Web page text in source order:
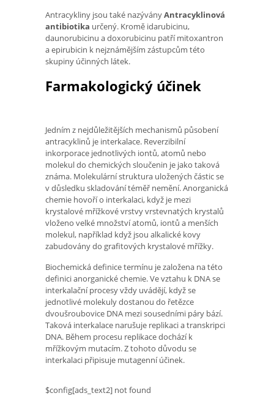
Antracykliny jsou také nazýványAntracyklinová
antibiotika určený. Kromě idarubicinu,
daunorubicinu a doxorubicinu patří mitoxantron
a epirubicin k nejznámějším zástupcům této
skupiny účinných látek.
Farmakologický účinek
Jedním z nejdůležitějších mechanismů působení
antracyklinů je interkalace. Reverzibilní
inkorporace jednotlivých iontů, atomů nebo
molekul do chemických sloučenin je jako taková
známa. Molekulární struktura uložených částic se
v důsledku skladování téměř nemění. Anorganická
chemie hovoří o interkalaci, když je mezi
krystalové mřížkové vrstvy vrstevnatých krystalů
vloženo velké množství atomů, iontů a menších
molekul, například když jsou alkalické kovy
zabudovány do grafitových krystalové mřížky.
Biochemická definice termínu je založena na této
definici anorganické chemie. Ve vztahu k DNA se
interkalační procesy vždy uvádějí, když se
jednotlivé molekuly dostanou do řetězce
dvoušroubovice DNA mezi sousedními páry bází.
Taková interkalace narušuje replikaci a transkripci
DNA. Během procesu replikace dochází k
mřížkovým mutacím. Z tohoto důvodu se
interkalaci připisuje mutagenní účinek.
$config[ads_text2] not found